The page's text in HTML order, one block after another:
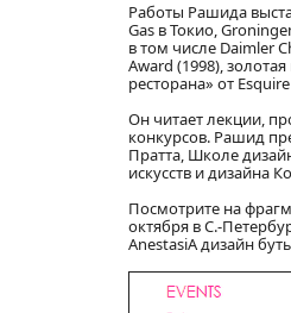
Работы Рашида
Gas в Токио,
в том числе Daimler
Award (1998),
ресторана» от
Он читает лекции,
конкурсов. Рашид
Пратта, Школе
искусств и дизайна
Посмотрите на
октября в С.-
AnestasiA дизайн